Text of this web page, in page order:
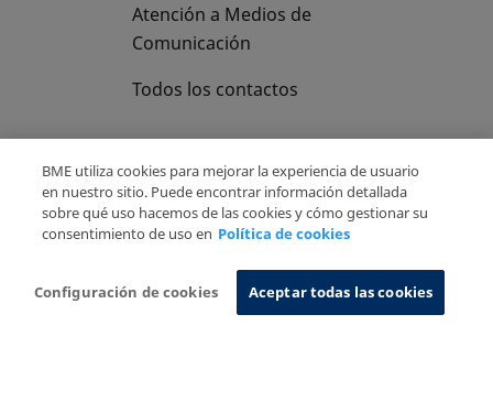
Atención a Medios de
Comunicación
Todos los contactos
Copyright Ⓒ BME 2026
Aviso Legal
Sistema de Información
BME utiliza cookies para mejorar la experiencia de usuario
en nuestro sitio. Puede encontrar información detallada
sobre qué uso hacemos de las cookies y cómo gestionar su
consentimiento de uso en Política de cookies
Configuración de cookies Aceptar todas las cookies